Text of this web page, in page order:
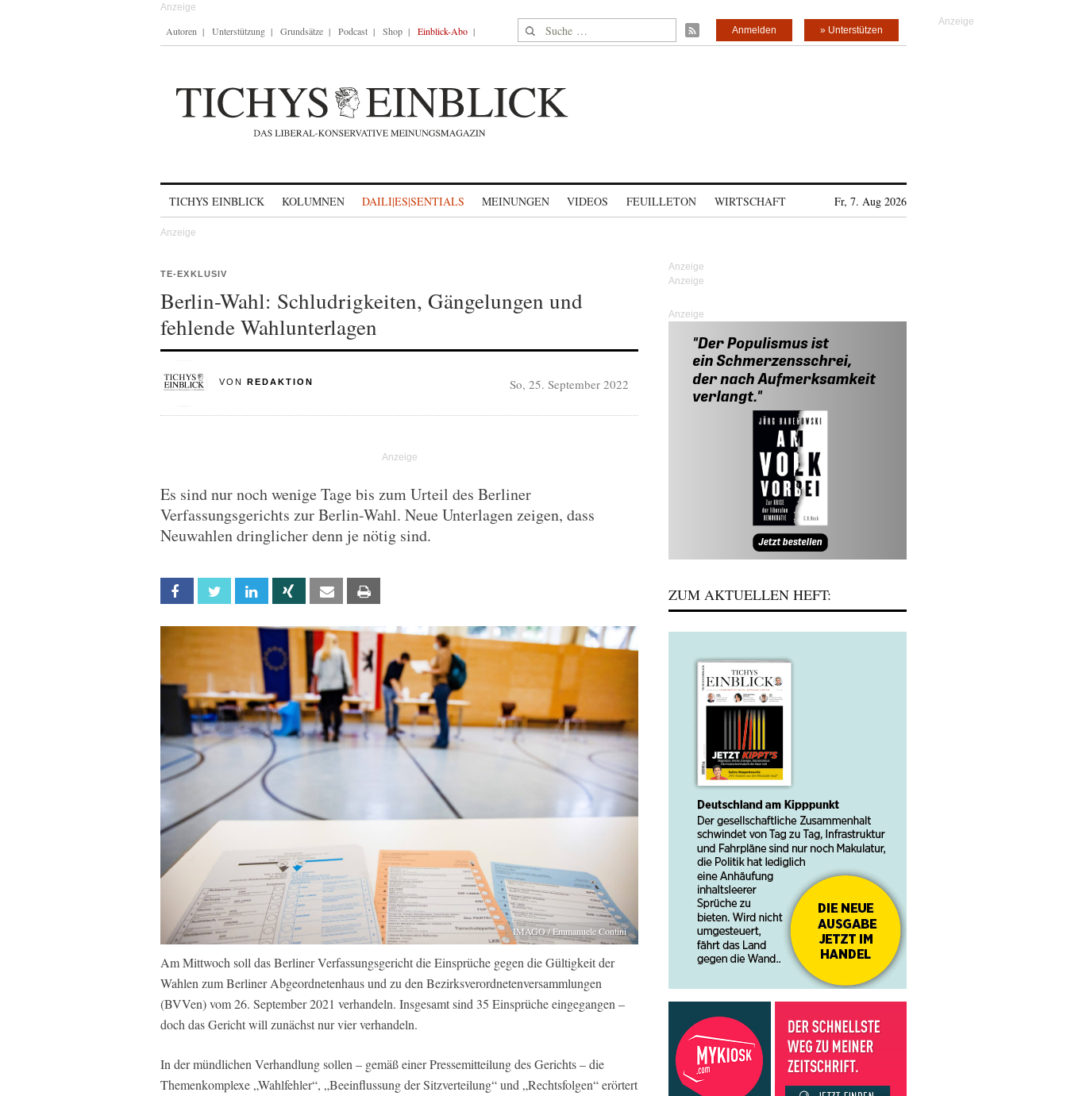
Autoren Unterstützung Grundsätze Podcast Shop Einblick-Abo Suche nach: » Unterstützen
Anmelden
TICHYS EINBLICK KOLUMNEN DAILI|ES|SENTIALS MEINUNGEN VIDEOS FEUILLETON WIRTSCHAFT Fr, 7. Aug 2026
TE-EXKLUSIV
Berlin-Wahl: Schludrigkeiten, Gängelungen und
fehlende Wahlunterlagen
VON REDAKTION So, 25. September 2022
Es sind nur noch wenige Tage bis zum Urteil des Berliner
Verfassungsgerichts zur Berlin-Wahl. Neue Unterlagen zeigen, dass
Neuwahlen dringlicher denn je nötig sind.
Facebook Twitter Linkedin Xing Email
IMAGO / Emmanuele Contini
Am Mittwoch soll das Berliner Verfassungsgericht die Einsprüche gegen die Gültigkeit der
Wahlen zum Berliner Abgeordnetenhaus und zu den Bezirksverordnetenversammlungen
(BVVen) vom 26. September 2021 verhandeln. Insgesamt sind 35 Einsprüche eingegangen –
doch das Gericht will zunächst nur vier verhandeln.
In der mündlichen Verhandlung sollen – gemäß einer Pressemitteilung des Gerichts – die
Themenkomplexe „Wahlfehler“, „Beeinflussung der Sitzverteilung“ und „Rechtsfolgen“ erörtert
Anzeige
ZUM AKTUELLEN HEFT: